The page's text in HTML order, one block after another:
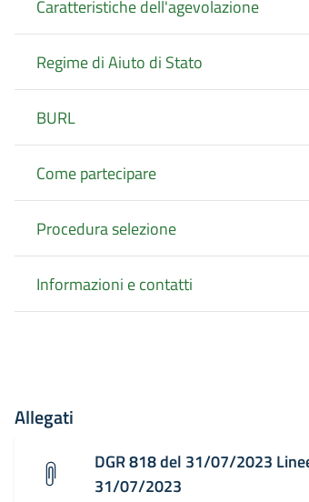
Caratteristiche dell'agevolazione
Regime di Aiuto di Stato
BURL
Come partecipare
Procedura selezione
Informazioni e contatti
Allegati
DGR 818 del 31/07/2023
31/07/2023